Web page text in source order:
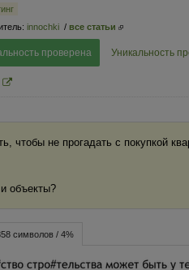
innochki / все статьи
проверена Уникальность
чтобы не прогадать с покупкой
объекты?
символов / 4%